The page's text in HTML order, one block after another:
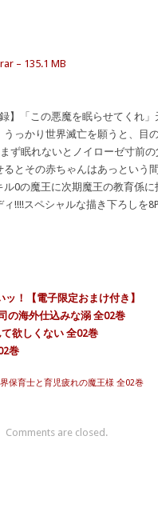
– 135.1 MB
】「この悪魔を眠らせてくれ
っかり世界滅亡を願うと、目
ず眠れないとノイローゼ寸前
とその赤ちゃんはあっという
0の魔王に次期魔王の教育係
ィ!!!!スペシャルな描き下ろし
！【電子限定おまけ付き】
の海外仕込みな溺 全02巻
欲しくない 全02巻
巻
保育士と育児疲れの魔王様 全02巻
Comments are closed.